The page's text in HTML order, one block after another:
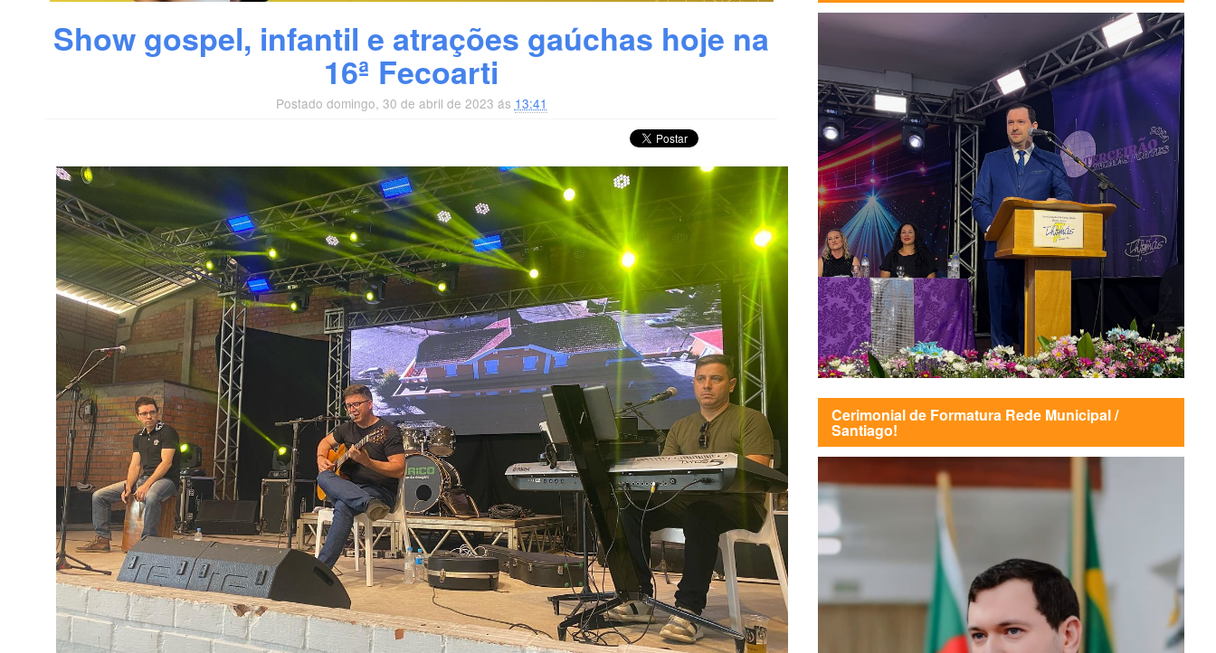
Show gospel, infantil e atrações gaúchas hoje na
16ª Fecoarti
Postado domingo, 30 de abril de 2023 ás 13:41
Cerimonial de Formatura Rede Municipal /
Santiago!